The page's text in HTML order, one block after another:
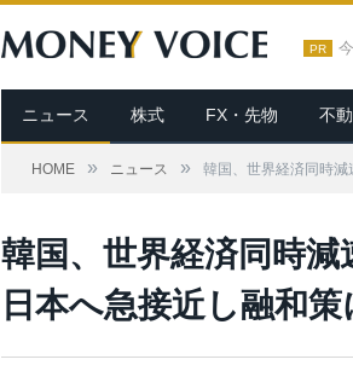
PR
ニュース 株式 FX・先物 不
HOME » ニュース » 韓国、世界経済同時
韓国、世界経済同時減
日本へ急接近し融和